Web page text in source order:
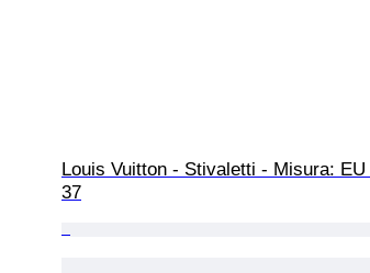
Louis Vuitton - Stivaletti - Misura: EU
37